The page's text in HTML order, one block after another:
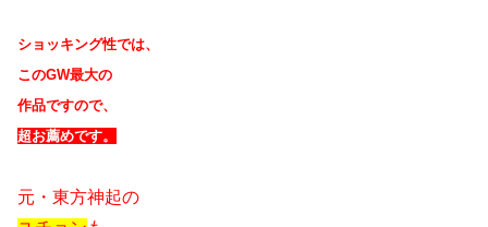
ショッキング性では、
このGW最大の
作品ですので、
超お薦めです。
元・東方神起の